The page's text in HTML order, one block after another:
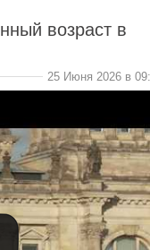
возраст в
25 Июня 2026 в